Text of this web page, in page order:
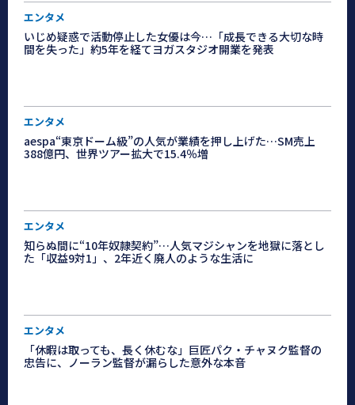
エンタメ
いじめ疑惑で活動停止した女優は今…「成長できる大切な時
間を失った」約5年を経てヨガスタジオ開業を発表
エンタメ
aespa“東京ドーム級”の人気が業績を押し上げた…SM売上
388億円、世界ツアー拡大で15.4％増
エンタメ
知らぬ間に“10年奴隷契約”…人気マジシャンを地獄に落とし
た「収益9対1」、2年近く廃人のような生活に
エンタメ
「休暇は取っても、長く休むな」巨匠パク・チャヌク監督の
忠告に、ノーラン監督が漏らした意外な本音